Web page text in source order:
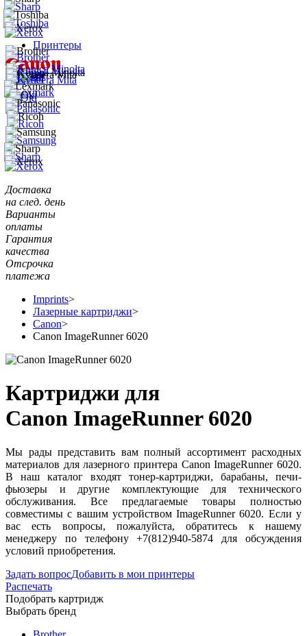
Принтеры
Доставка
на след. день
Варианты
оплаты
Гарантия
качества
Отсрочка
платежа
Imprints>
Лазерные картриджи>
Canon>
Canon ImageRunner 6020
Картриджи для
Canon ImageRunner 6020
Мы рады представить вам полный ассортимент расходных
материалов для лазерного принтера Canon ImageRunner 6020.
В наш каталог входят тонер-картриджи, барабаны, печи-
фьюзеры и другие комплектующие для технического
обслуживания. Все предлагаемые товары полностью
совместимы с вашим устройством ImageRunner 6020. Если у
вас есть вопросы, пожалуйста, обратитесь к нашему
менеджеру по телефону +7(812)940-5874 для обсуждения
условий приобретения.
Задать вопросДобавить в мои принтеры
Распечать
Подобрать картридж
Выбрать бренд